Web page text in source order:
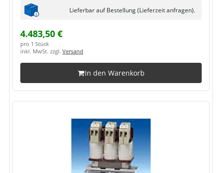
Lieferbar auf Bestellung (Lieferzeit anfragen).
4.483,50 €
pro 1 Stück
inkl. MwSt. zzgl. Versand
In den Warenkorb